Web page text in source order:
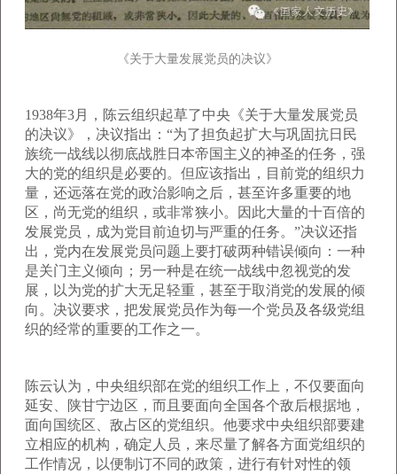
《关于大量发展党员的决议》
1938年3月，陈云组织起草了中央《关于大量发展党员
的决议》，决议指出：“为了担负起扩大与巩固抗日民
族统一战线以彻底战胜日本帝国主义的神圣的任务，强
大的党的组织是必要的。但应该指出，目前党的组织力
量，还远落在党的政治影响之后，甚至许多重要的地
区，尚无党的组织，或非常狭小。因此大量的十百倍的
发展党员，成为党目前迫切与严重的任务。”决议还指
出，党内在发展党员问题上要打破两种错误倾向：一种
是关门主义倾向；另一种是在统一战线中忽视党的发
展，以为党的扩大无足轻重，甚至于取消党的发展的倾
向。决议要求，把发展党员作为每一个党员及各级党组
织的经常的重要的工作之一。
陈云认为，中央组织部在党的组织工作上，不仅要面向
延安、陕甘宁边区，而且要面向全国各个敌后根据地，
面向国统区、敌占区的党组织。他要求中央组织部要建
立相应的机构，确定人员，来尽量了解各方面党组织的
工作情况，以便制订不同的政策，进行有针对性的领